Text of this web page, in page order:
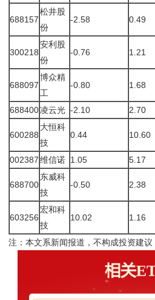
688157
松井股
份
-2.58 0.49
300218
安利股
份
-0.76 1.21
688097
博众精
工
-0.80 1.68
688400凌云光 -2.10 2.70
600288
大恒科
技
0.44 10.60
002387维信诺 1.05 5.17
688700
东威科
技
-0.50 2.38
603256
宏和科
技
10.02 1.16
注：本文系新闻报道，不构成投资建议